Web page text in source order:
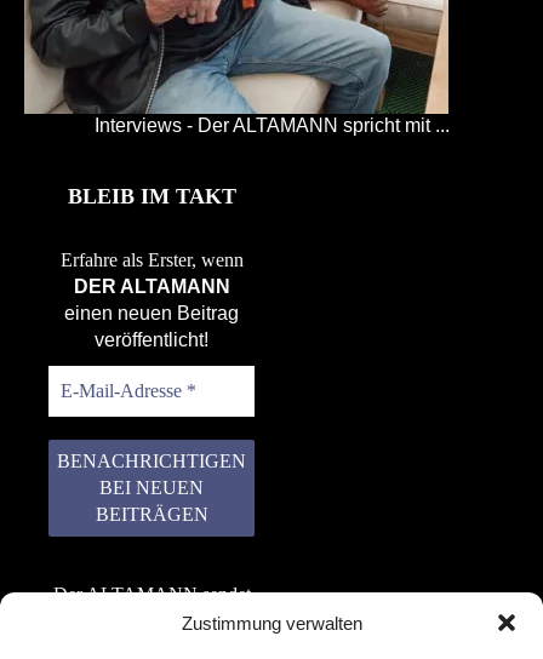
Zustimmung verwalten
Interviews - Der ALTAMANN spricht mit ...
BLEIB IM TAKT
Erfahre als Erster, wenn
DER ALTAMANN
einen neuen Beitrag
veröffentlicht!
Der ALTAMANN sendet
keinen Spam! Er gibt